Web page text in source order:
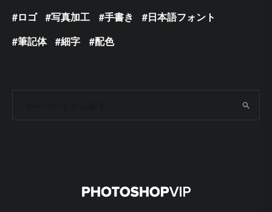
ロゴ
写真加工 手書き
日本語フォント
筆記体
細字 配色